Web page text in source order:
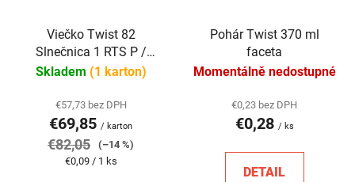
Viečko Twist 82
Slnečnica 1 RTS P /
kartón 740 ks
Skladem (1 karton)
€57,73 bez DPH
€69,85 / karton
€82,05
(–14 %)
Jednotková
€0,09 / 1 ks
Pohár Twist 370 ml
faceta
Momentálně nedostupné
€0,23 bez DPH
€0,28 / ks
DETAIL